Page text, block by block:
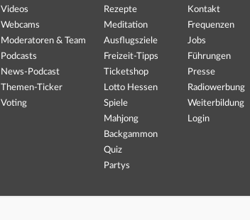
Videos
Webcams
Moderatoren & Team
Podcasts
News-Podcast
Themen-Ticker
Voting
Rezepte
Meditation
Ausflugsziele
Freizeit-Tipps
Ticketshop
Lotto Hessen
Spiele
Mahjong
Backgammon
Quiz
Partys
Kontakt
Frequenzen
Jobs
Führungen
Presse
Radiowerbung
Weiterbildung
Login